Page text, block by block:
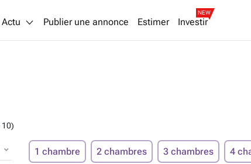
Actu Publier une annonce Estimer Investir
NEW
10)
1 chambre 2 chambres 3 chambres 4